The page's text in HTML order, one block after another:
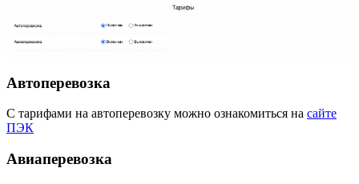
Автоперевозка
С тарифами на автоперевозку можно ознакомиться на сайте
ПЭК
Авиаперевозка